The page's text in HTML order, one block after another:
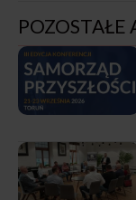
POZOSTAŁE